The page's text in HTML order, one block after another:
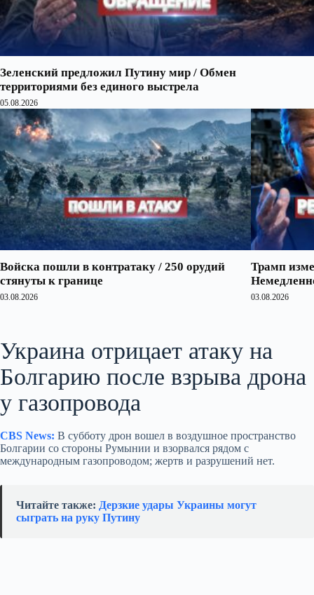
Зеленский предложил Путину мир / Обмен
территориями без единого выстрела
05.08.2026
Войска пошли в контратаку / 250 орудий
стянуты к границе
03.08.2026
Трамп
03.08.2026
Украина отрицает атаку на
Болгарию после взрыва дрона
у газопровода
CBS News: В субботу дрон вошел в воздушное пространство
Болгарии со стороны Румынии и взорвался рядом с
международным газопроводом; жертв и разрушений нет.
Читайте также: Дерзкие удары Украины могут
сыграть на руку Путину